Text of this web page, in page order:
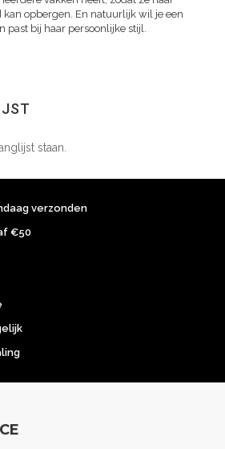
opbergen. En natuurlijk wil je een
past bij haar persoonlijke stijl.
staan.
verzonden
€50